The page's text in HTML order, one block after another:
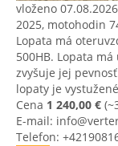
vloženo
2025, motohodin
Lopata má
500HB. Lopata
zvyšuje jej
lopaty je
Cena 1 240,00 €
E-mail:
Telefon: